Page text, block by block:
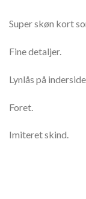
Super skøn kort
Fine detaljer.
Lynlås på
Foret.
Imiteret skind.